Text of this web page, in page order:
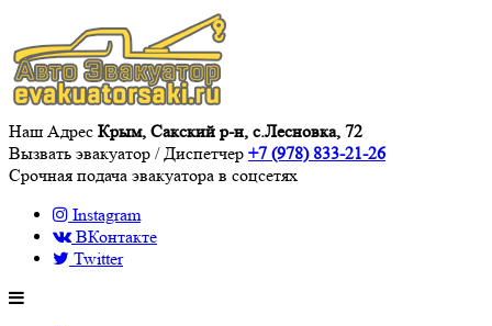
Наш Адрес Крым, Сакский р-н, с.Лесновка, 72
Вызвать эвакуатор / Диспетчер +7 (978) 833-21-26
Срочная подача эвакуатора в соцсетях
Instagram
ВКонтакте
Twitter